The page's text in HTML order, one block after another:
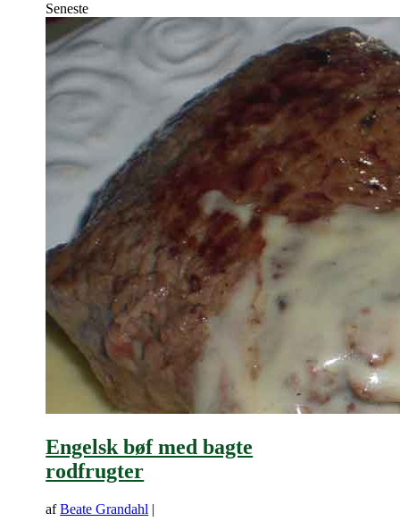
Seneste
Engelsk bøf med bagte
rodfrugter
afBeate Grandahl |